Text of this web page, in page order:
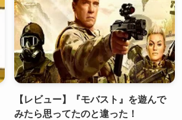
【レビュー】『モバスト』を遊んで
みたら思ってたのと違った！